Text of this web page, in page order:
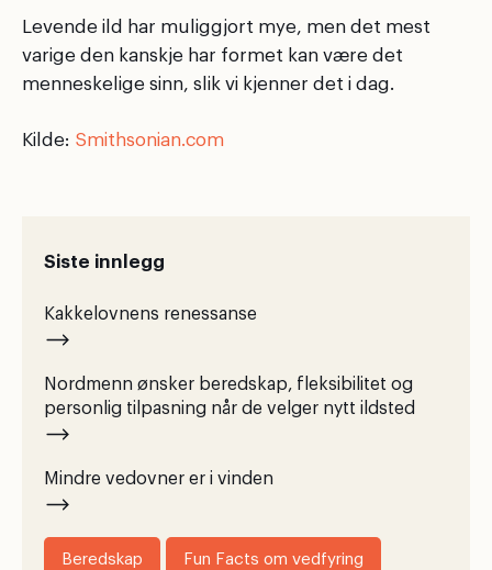
Levende ild har muliggjort mye, men det mest
varige den kanskje har formet kan være det
menneskelige sinn, slik vi kjenner det i dag.
Kilde: Smithsonian.com
Siste innlegg
Kakkelovnens renessanse
Nordmenn ønsker beredskap, fleksibilitet og
personlig tilpasning når de velger nytt ildsted
Mindre vedovner er i vinden
Beredskap Fun Facts om vedfyring